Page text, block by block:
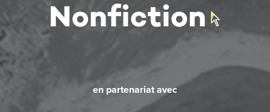
en partenariat avec